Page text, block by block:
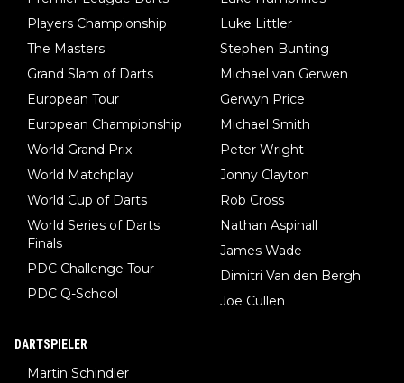
Players Championship
The Masters
Grand Slam of Darts
European Tour
European Championship
World Grand Prix
World Matchplay
World Cup of Darts
World Series of Darts
Finals
PDC Challenge Tour
PDC Q-School
Luke Littler
Stephen Bunting
Michael van Gerwen
Gerwyn Price
Michael Smith
Peter Wright
Jonny Clayton
Rob Cross
Nathan Aspinall
James Wade
Dimitri Van den Bergh
Joe Cullen
DARTSPIELER
Martin Schindler